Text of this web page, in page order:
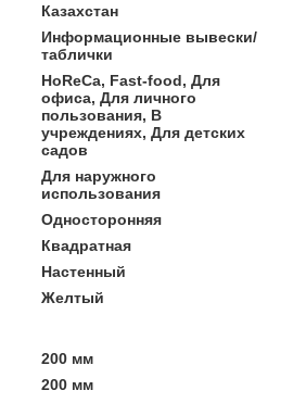
Казахстан
Информационные вывески/
таблички
HoReCa, Fast-food, Для
офиса, Для личного
пользования, В
учреждениях, Для детских
садов
Для наружного
использования
Односторонняя
Квадратная
Настенный
Желтый
200 мм
200 мм